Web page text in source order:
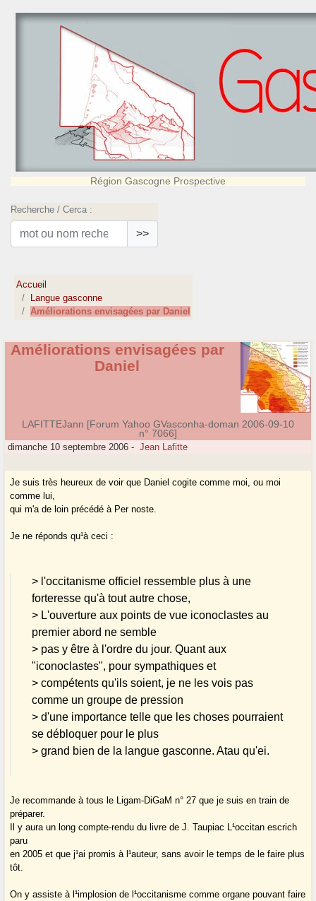
Région Gascogne Prospective
Recherche / Cerca :
>>
Accueil
Langue gasconne
Améliorations envisagées par Daniel
Améliorations envisagées par
Daniel
LAFITTEJann [Forum Yahoo GVasconha-doman 2006-09-10
n° 7066]
dimanche 10 septembre 2006 - Jean Lafitte
Je suis très heureux de voir que Daniel cogite comme moi, ou moi
comme lui,
qui m'a de loin précédé à Per noste.
Je ne réponds qu¹à ceci :
> l'occitanisme officiel ressemble plus à une
forteresse qu'à tout autre chose,
> L'ouverture aux points de vue iconoclastes au
premier abord ne semble
> pas y être à l'ordre du jour. Quant aux
"iconoclastes", pour sympathiques et
> compétents qu'ils soient, je ne les vois pas
comme un groupe de pression
> d'une importance telle que les choses pourraient
se débloquer pour le plus
> grand bien de la langue gasconne. Atau qu'ei.
Je recommande à tous le Ligam-DiGaM n° 27 que je suis en train de
préparer.
Il y aura un long compte-rendu du livre de J. Taupiac L¹occitan escrich
paru
en 2005 et que j¹ai promis à l¹auteur, sans avoir le temps de le faire plus
tôt.
On y assiste à l¹implosion de l¹occitanisme comme organe pouvant faire